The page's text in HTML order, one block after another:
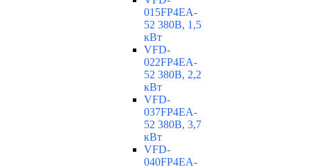
015FP4EA-
52 380В, 1,5
кВт
VFD-
022FP4EA-
52 380В, 2,2
кВт
VFD-
037FP4EA-
52 380В, 3,7
кВт
VFD-
040FP4EA-